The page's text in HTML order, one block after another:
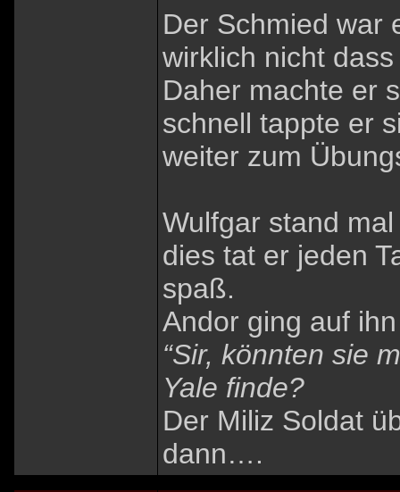
Der Schmied war
wirklich nicht
Daher machte er
schnell tappte er
weiter zum
Wulfgar stand
dies tat er jeden
spaß.
Andor ging auf
“Sir, könnten sie
Yale finde?
Der Miliz Soldat
dann….